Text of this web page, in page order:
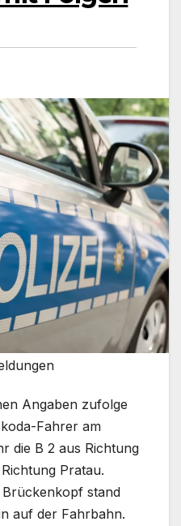
Angaben zufolge
Fahrer am
die B 2 aus Richtung
Pratau.
stand
auf der Fahrbahn.